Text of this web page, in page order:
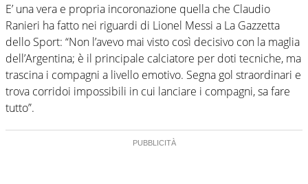
E’ una vera e propria incoronazione quella che Claudio
Ranieri ha fatto nei riguardi di Lionel Messi a La Gazzetta
dello Sport: “Non l’avevo mai visto così decisivo con la maglia
dell’Argentina; è il principale calciatore per doti tecniche, ma
trascina i compagni a livello emotivo. Segna gol straordinari e
trova corridoi impossibili in cui lanciare i compagni, sa fare
tutto”.